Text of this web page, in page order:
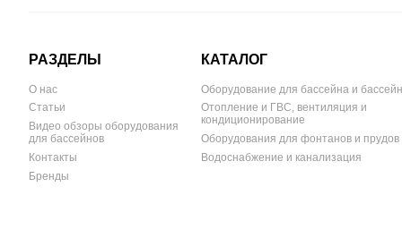
РАЗДЕЛЫ
О нас
Статьи
Видео обзоры оборудования
для бассейнов
Контакты
Бренды
КАТАЛОГ
Оборудование для бассейна и
Отопление и ГВС, вентиляция и
кондиционирование
Оборудования для фонтанов и прудов
Водоснабжение и канализация